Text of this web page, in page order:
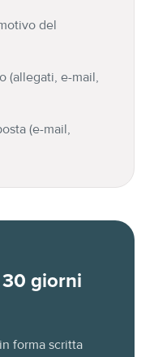
del
(allegati, e-mail,
(e-mail,
giorni
forma scritta